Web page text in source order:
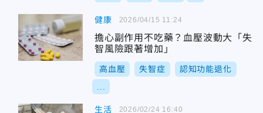
健康
擔心副作用不吃藥？血壓波動大「失
智風險跟著增加」
高血壓 失智症 認知功能退化
2026/04/15 11:24
生活 2026/02/24 16:40